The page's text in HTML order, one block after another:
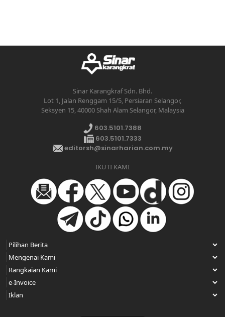
Sinar Karangkraf Sdn. Bhd.
Lot 1, Jalan Renggam 15/5, Persiaran Selangor,
Seksyen 15, 40000 Shah Alam Selangor, Malaysia
603.5101.7388
603.5101.7333
editorsh@sinarharian.com.my
IKUTI KAMI